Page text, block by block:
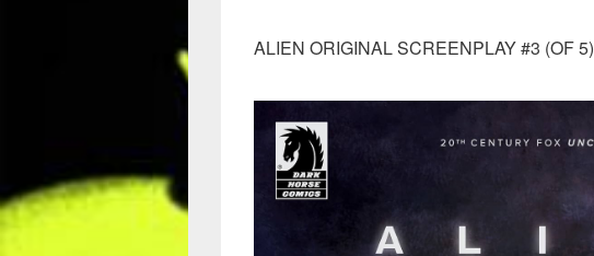
ALIEN ORIGINAL SCREENPLAY #3 (OF 5)